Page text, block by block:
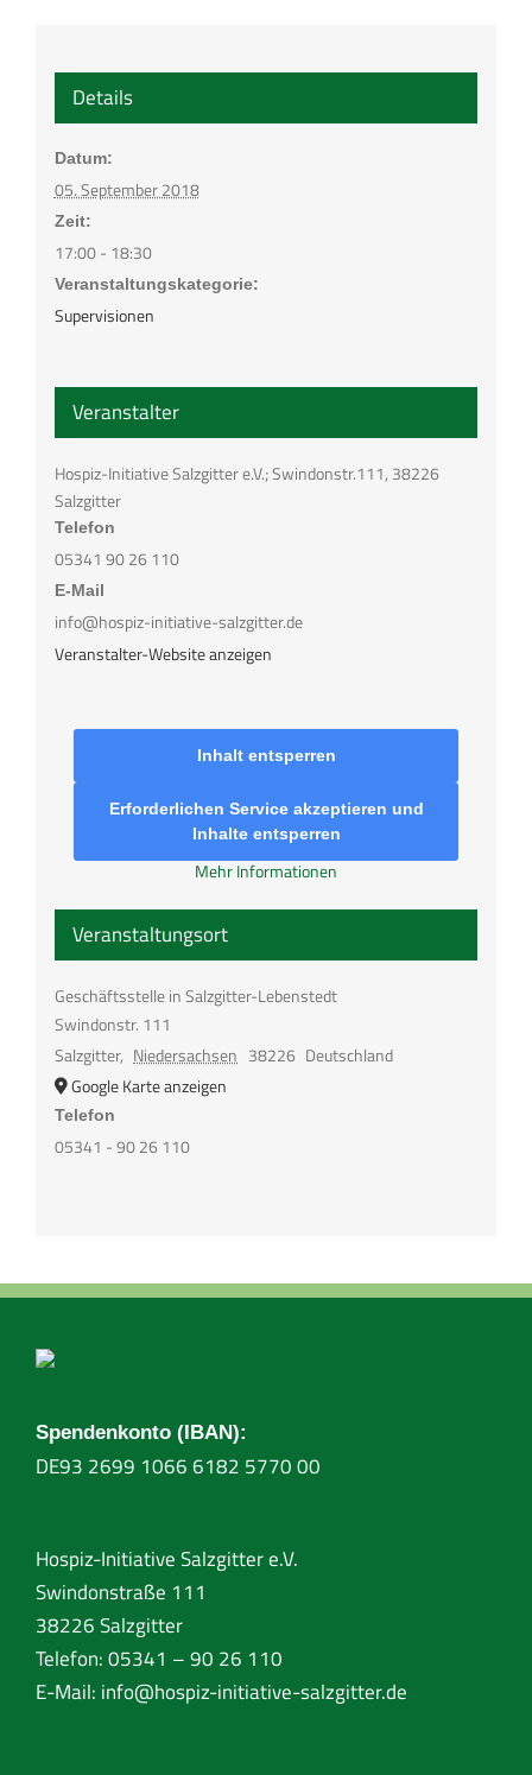
Details
Datum:
05. September 2018
Zeit:
17:00 - 18:30
Veranstaltungskategorie:
Supervisionen
Veranstalter
Hospiz-Initiative Salzgitter e.V.; Swindonstr.111, 38226
Salzgitter
Telefon
05341 90 26 110
E-Mail
info@hospiz-initiative-salzgitter.de
Veranstalter-Website anzeigen
Veranstaltungsort
Geschäftsstelle in Salzgitter-Lebenstedt
Swindonstr. 111
Salzgitter, Niedersachsen 38226 Deutschland
Google Karte anzeigen
Telefon
05341 - 90 26 110
Inhalt entsperren
Erforderlichen Service akzeptieren und
Inhalte entsperren
Mehr Informationen
Spendenkonto (IBAN):
DE93 2699 1066 6182 5770 00
Hospiz-Initiative Salzgitter e.V.
Swindonstraße 111
38226 Salzgitter
Telefon: 05341 – 90 26 110
E-Mail: info@hospiz-initiative-salzgitter.de